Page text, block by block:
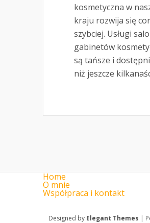
kosmetyczna w
kraju rozwija się
szybciej. Usługi
gabinetów
są tańsze i
niż jeszcze
Home
O mnie
Współpraca i kontakt
Designed by Elegant Themes |